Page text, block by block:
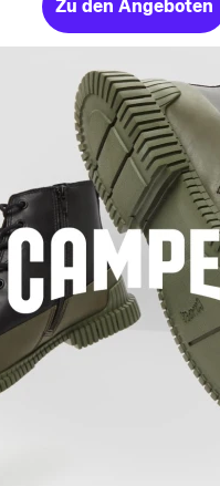
Zu den Angeboten